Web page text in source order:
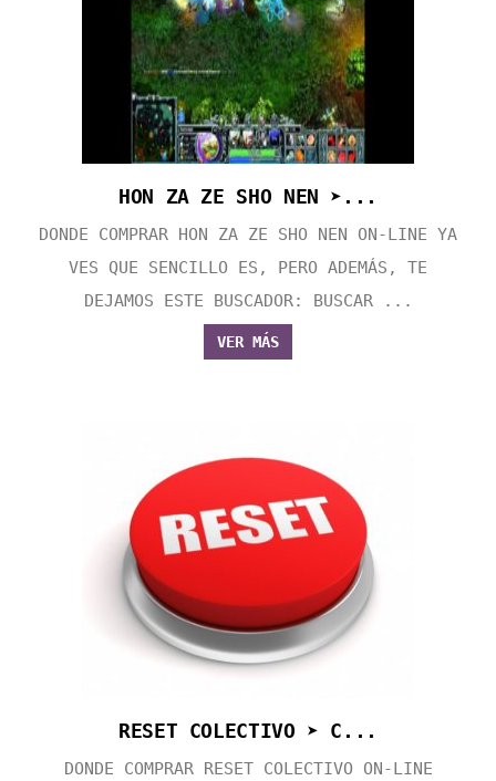
HON ZA ZE SHO NEN ➤...
DONDE COMPRAR HON ZA ZE SHO NEN ON-LINE YA
VES QUE SENCILLO ES, PERO ADEMÁS, TE
DEJAMOS ESTE BUSCADOR: BUSCAR ...
VER MÁS
RESET COLECTIVO ➤ C...
DONDE COMPRAR RESET COLECTIVO ON-LINE